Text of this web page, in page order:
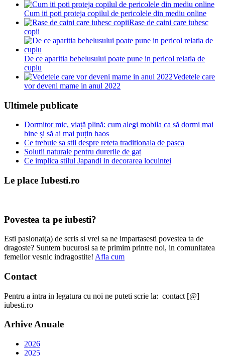
Cum iti poti proteja copilul de pericolele din mediu online
Rase de caini care iubesc
copii
De ce aparitia bebelusului poate pune in pericol relatia de
cuplu
Vedetele care
vor deveni mame in anul 2022
Ultimele publicate
Dormitor mic, viață plină: cum alegi mobila ca să dormi mai
bine și să ai mai puțin haos
Ce trebuie sa stii despre reteta traditionala de pasca
Solutii naturale pentru durerile de gat
Ce implica stilul Japandi in decorarea locuintei
Le place Iubesti.ro
Povestea ta pe iubesti?
Esti pasionat(a) de scris si vrei sa ne impartasesti povestea ta de
dragoste? Suntem bucurosi sa te primim printre noi, in comunitatea
femeilor vesnic indragostite! Afla cum
Contact
Pentru a intra in legatura cu noi ne puteti scrie la: contact [@]
iubesti.ro
Arhive Anuale
2026
2025